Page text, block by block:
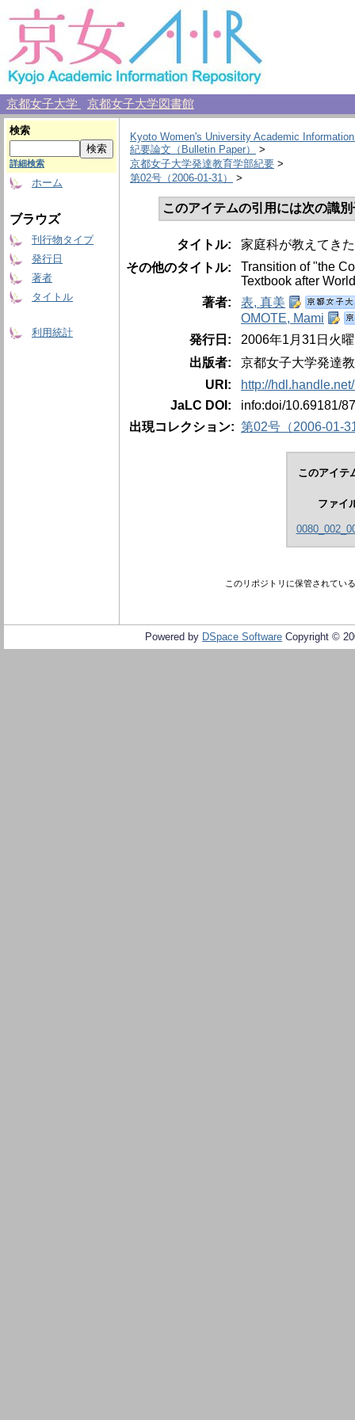
京都女子大学 京都女子大学図書館
検索
詳細検索
ホーム
ブラウズ
刊行物タイプ
発行日
著者
タイトル
利用統計
Kyoto Women's University Academic
紀要論文（Bulletin Paper）
>
京都女子大学発達教育学部紀要 >
第02号（2006-01-31）
>
このアイテムの引用には次の識
タイトル:
家庭科が教えてき
その他のタイトル:
Transition of "the
Textbook after
著者:
表, 真美
OMOTE, Mami
発行日:
2006年1月31日火
出版者:
京都女子大学発達
URI:
http://
JaLC DOI:
info:doi/10.69181/
出現コレクション: 第02号（2006-01-
このアイテ
ファイ
このリポジトリに保管されてい
Powered by DSpace Software Copyright ©